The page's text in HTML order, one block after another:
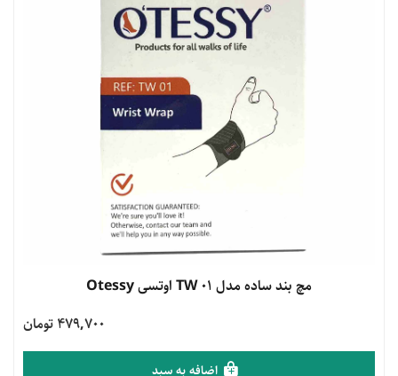
مشاهده محصولمچ بند ساده مدل TW 01 اوتسی Otessy
479,700 تومان
اضافه به سبد